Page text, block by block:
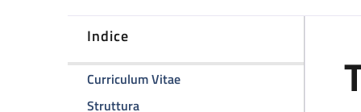
Indice
Curriculum Vitaedella pagina Tiziana Balbi
Strutturadella pagina Tiziana Balbi